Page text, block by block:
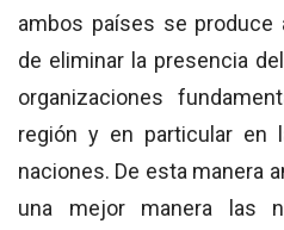
ambos países se
de eliminar la presencia
organizaciones
región y en particular en
naciones. De esta manera
una mejor manera las